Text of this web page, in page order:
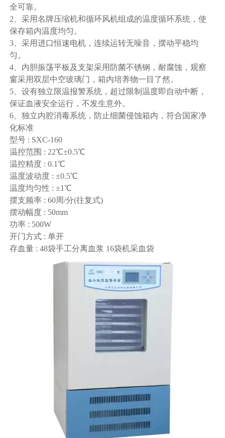
全可靠。
2、采用名牌压缩机和循环风机组成的温度循环系统，使
保存箱内温度均匀。
3、采用进口恒速电机，连续运转无噪音，摆动平稳均
匀。
4、内胆振荡平板及支架采用防菌不锈钢，耐腐蚀，观察
窗采用双层中空玻璃门，箱内培养物一目了然。
5、设有独立限温报警系统，超过限制温度即自动中断，
保证血液安全运行，不发生意外。
6、独立内腔消毒系统，防止细菌侵蚀箱内，符合国家净
化标准
型号 : SXC-160
温控范围 : 22℃±0.5℃
温控精度 : 0.1℃
温度波动度 : ±0.5℃
温度均匀性 : ±1℃
摆支频率 : 60周/分(往复式)
摆动幅度 : 50mm
功率 : 500W
开门方式 : 单开
存血量 : 48袋手工分离血浆 16袋机采血袋